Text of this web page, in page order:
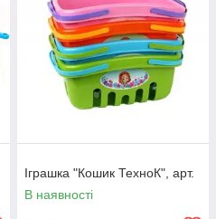
Іграшка "Кошик ТехноК", арт.
В наявності